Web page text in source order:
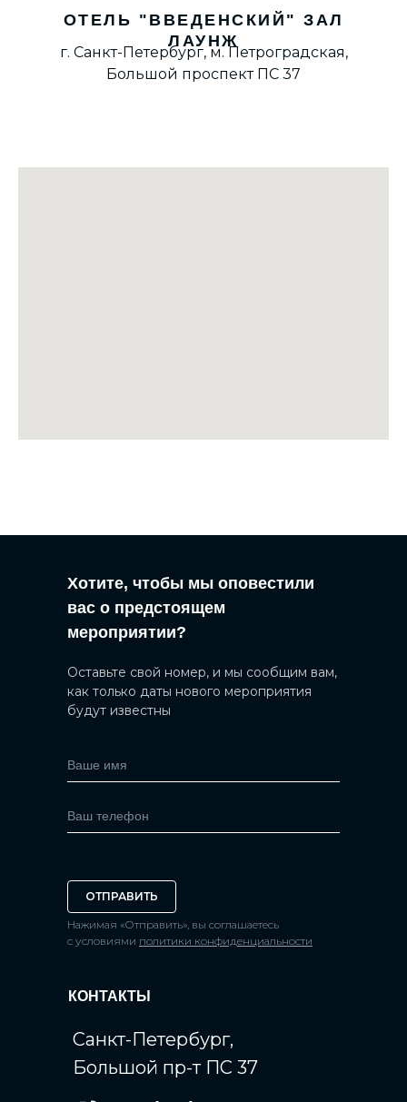
ОТЕЛЬ "ВВЕДЕНСКИЙ" ЗАЛ
ЛАУНЖ
г. Санкт-Петербург, м. Петроградская,
Большой проспект ПС 37
ОТПРАВИТЬ
Хотите, чтобы мы оповестили
вас о предстоящем
мероприятии?
Оставьте свой номер, и мы сообщим вам,
как только даты нового мероприятия
будут известны
КОНТАКТЫ
Нажимая «Отправить», вы соглашаетесь
с условиями политики конфиденциальности
Санкт-Петербург,
Большой пр-т ПС 37